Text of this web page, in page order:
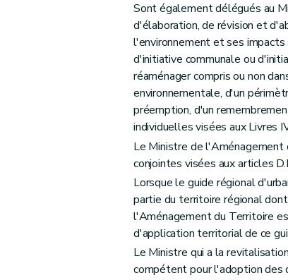
Sont également délégués au
d'élaboration, de révision et
l'environnement et ses
d'initiative communale ou
réaménager compris ou non
environnementale, d'un
préemption, d'un
individuelles visées aux Livres
Le Ministre de
conjointes visées aux articles
Lorsque le guide régional
partie du territoire régional
l'Aménagement du Territoire
d'application territorial de ce
Le Ministre qui a la
compétent pour l'adoption des